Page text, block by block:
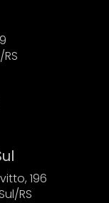
196
RS